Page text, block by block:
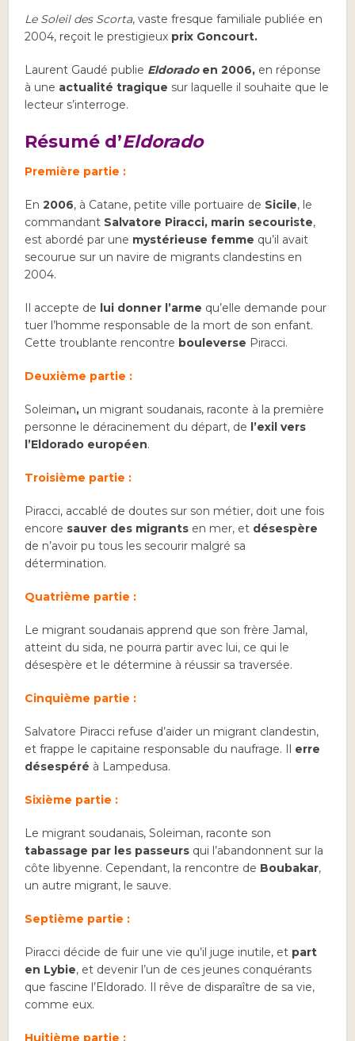
Le Soleil des Scorta, vaste fresque familiale publiée en
2004, reçoit le prestigieux prix Goncourt.
Laurent Gaudé publie Eldorado en 2006, en réponse
à une actualité tragique sur laquelle il souhaite que le
lecteur s’interroge.
Résumé d’Eldorado
Première partie :
En2006, à Catane, petite ville portuaire de Sicile, le
commandant Salvatore Piracci, marin secouriste,
est abordé par une mystérieuse femme qu’il avait
secourue sur un navire de migrants clandestins en
2004.
Il accepte de lui donner l’arme qu’elle demande pour
tuer l’homme responsable de la mort de son enfant.
Cette troublante rencontre bouleverse Piracci.
Deuxième partie :
Soleiman, un migrant soudanais, raconte à la première
personne le déracinement du départ, de l’exil vers
l’Eldorado européen.
Troisième partie :
Piracci, accablé de doutes sur son métier, doit une fois
encore sauver des migrants en mer, et désespère
de n’avoir pu tous les secourir malgré sa
détermination.
Quatrième partie :
Le migrant soudanais apprend que son frère Jamal,
atteint du sida, ne pourra partir avec lui, ce qui le
désespère et le détermine à réussir sa traversée.
Cinquième partie :
Salvatore Piracci refuse d’aider un migrant clandestin,
et frappe le capitaine responsable du naufrage. Il erre
désespéré à Lampedusa.
Sixième partie :
Le migrant soudanais, Soleiman, raconte son
tabassage par les passeurs qui l’abandonnent sur la
côte libyenne. Cependant, la rencontre de Boubakar,
un autre migrant, le sauve.
Septième partie :
Piracci décide de fuir une vie qu’il juge inutile, et part
en Lybie, et devenir l’un de ces jeunes conquérants
que fascine l’Eldorado. Il rêve de disparaître de sa vie,
comme eux.
Huitième partie :